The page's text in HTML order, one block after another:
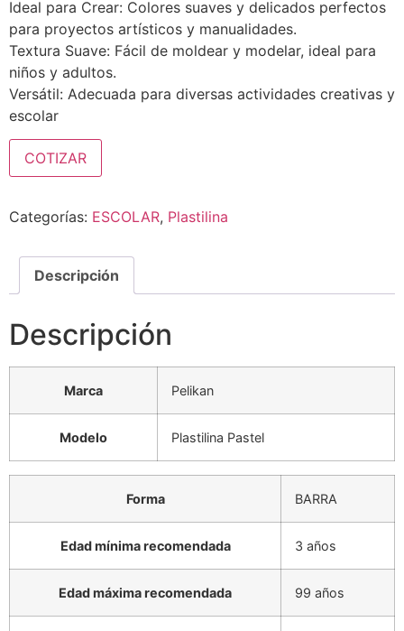
Ideal para Crear: Colores suaves y delicados perfectos
para proyectos artísticos y manualidades.
Textura Suave: Fácil de moldear y modelar, ideal para
niños y adultos.
Versátil: Adecuada para diversas actividades creativas y
escolar
COTIZAR
Categorías: ESCOLAR, Plastilina
Descripción
Descripción
Marca Pelikan
Modelo Plastilina Pastel
Forma BARRA
Edad mínima recomendada 3 años
Edad máxima recomendada 99 años